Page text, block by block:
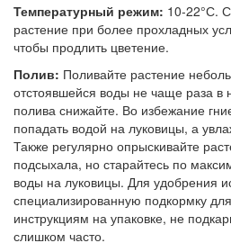
Температурный режим: 10-22°С.
растение при более прохладных
чтобы продлить цветение.
Полив: Поливайте растение
отстоявшейся воды не чаще раза в
полива снижайте. Во избежание
попадать водой на луковицы, а
Также регулярно опрыскивайте
подсыхала, но старайтесь по
воды на луковицы. Для удобрения
специализированную подкормку
инструкциям на упаковке, не
слишком часто.